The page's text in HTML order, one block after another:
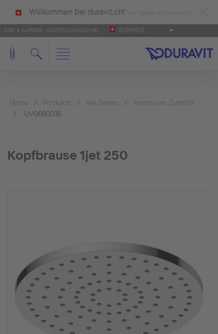
Willkommen bei duravit.ch!
deutsch als Ihre Sprache erkannt.
Français Italiano
JOBS & KARRIERE AUSSTELLUNGSSUCHE SCHWEIZ
Home Produkte Alle Serien
Armaturen Zubehör
UV0660018
Kopfbrause 1jet 250